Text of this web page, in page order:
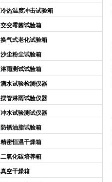
冷热温度冲击试验箱
交变霉菌试验箱
换气式老化试验箱
沙尘粉尘试验箱
淋雨测试试验箱
滴水试验检测仪器
摆管淋雨试验仪器
冲水试验测试仪器
防锈油脂试验箱
精密恒温干燥箱
二氧化碳培养箱
真空干燥箱